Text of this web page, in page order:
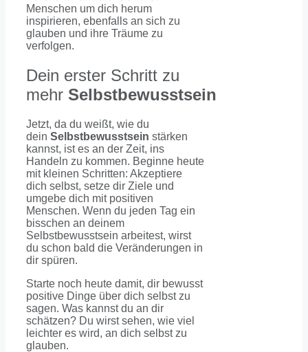
Menschen um dich herum
inspirieren, ebenfalls an sich zu
glauben und ihre Träume zu
verfolgen.
Dein erster Schritt zu
mehr Selbstbewusstsein
Jetzt, da du weißt, wie du
dein Selbstbewusstsein stärken
kannst, ist es an der Zeit, ins
Handeln zu kommen. Beginne heute
mit kleinen Schritten: Akzeptiere
dich selbst, setze dir Ziele und
umgebe dich mit positiven
Menschen. Wenn du jeden Tag ein
bisschen an deinem
Selbstbewusstsein arbeitest, wirst
du schon bald die Veränderungen in
dir spüren.
Starte noch heute damit, dir bewusst
positive Dinge über dich selbst zu
sagen. Was kannst du an dir
schätzen? Du wirst sehen, wie viel
leichter es wird, an dich selbst zu
glauben.